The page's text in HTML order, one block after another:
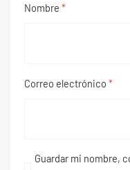
Nombre *
Correo electrónico *
Guardar mi nombre,